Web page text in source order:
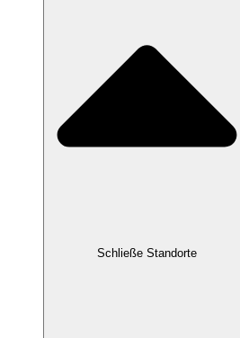
Schließe Standorte